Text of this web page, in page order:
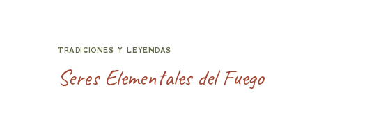
TRADICIONES Y LEYENDAS
Seres Elementales del Fuego